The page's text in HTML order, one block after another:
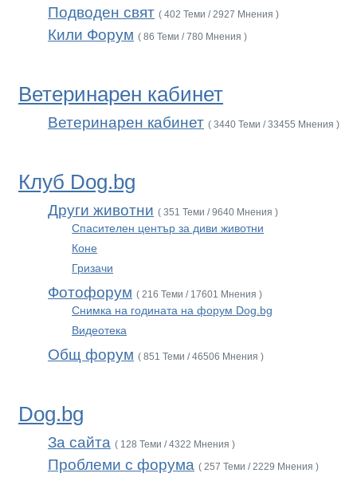
Подводен свят ( 402 Теми / 2927 Мнения )
Кили Форум ( 86 Теми / 780 Мнения )
Ветеринарен кабинет
Ветеринарен кабинет ( 3440 Теми / 33455 Мнения )
Клуб Dog.bg
Други животни ( 351 Теми / 9640 Мнения )
Спасителен център за диви животни
Коне
Гризачи
Фотофорум ( 216 Теми / 17601 Мнения )
Снимка на годината на форум Dog.bg
Видеотека
Общ форум ( 851 Теми / 46506 Мнения )
Dog.bg
За сайта ( 128 Теми / 4322 Мнения )
Проблеми с форума ( 257 Теми / 2229 Мнения )